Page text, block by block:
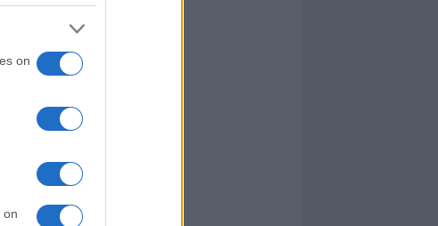
on
on
I nostri cari
I nostri cari